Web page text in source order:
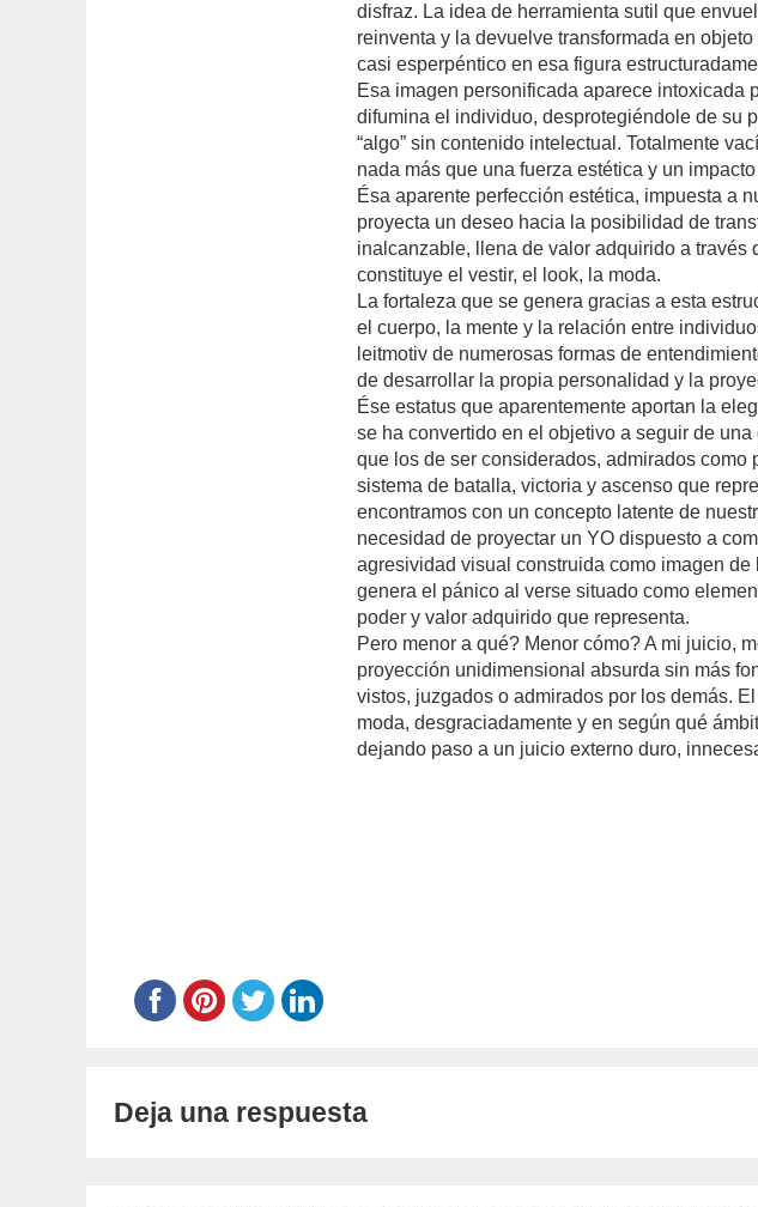
disfraz. La idea de herramienta sutil que
reinventa y la devuelve transformada en
casi esperpéntico en esa figura
Esa imagen personificada aparece intoxicada
difumina el individuo, desprotegiéndole de su
“algo” sin contenido intelectual. Totalmente
nada más que una fuerza estética y un
Ésa aparente perfección estética, impuesta a
proyecta un deseo hacia la posibilidad de
inalcanzable, llena de valor adquirido a través
constituye el vestir, el look, la moda.
La fortaleza que se genera gracias a esta
el cuerpo, la mente y la relación entre
leitmotiv de numerosas formas de
de desarrollar la propia personalidad y la
Ése estatus que aparentemente aportan la
se ha convertido en el objetivo a seguir de
que los de ser considerados, admirados como
sistema de batalla, victoria y ascenso que
encontramos con un concepto latente de
necesidad de proyectar un YO dispuesto a
agresividad visual construida como imagen de
genera el pánico al verse situado como
poder y valor adquirido que representa.
Pero menor a qué? Menor cómo? A mi juicio,
proyección unidimensional absurda sin más
vistos, juzgados o admirados por los demás.
moda, desgraciadamente y en según qué
dejando paso a un juicio externo duro,
Deja una respuesta